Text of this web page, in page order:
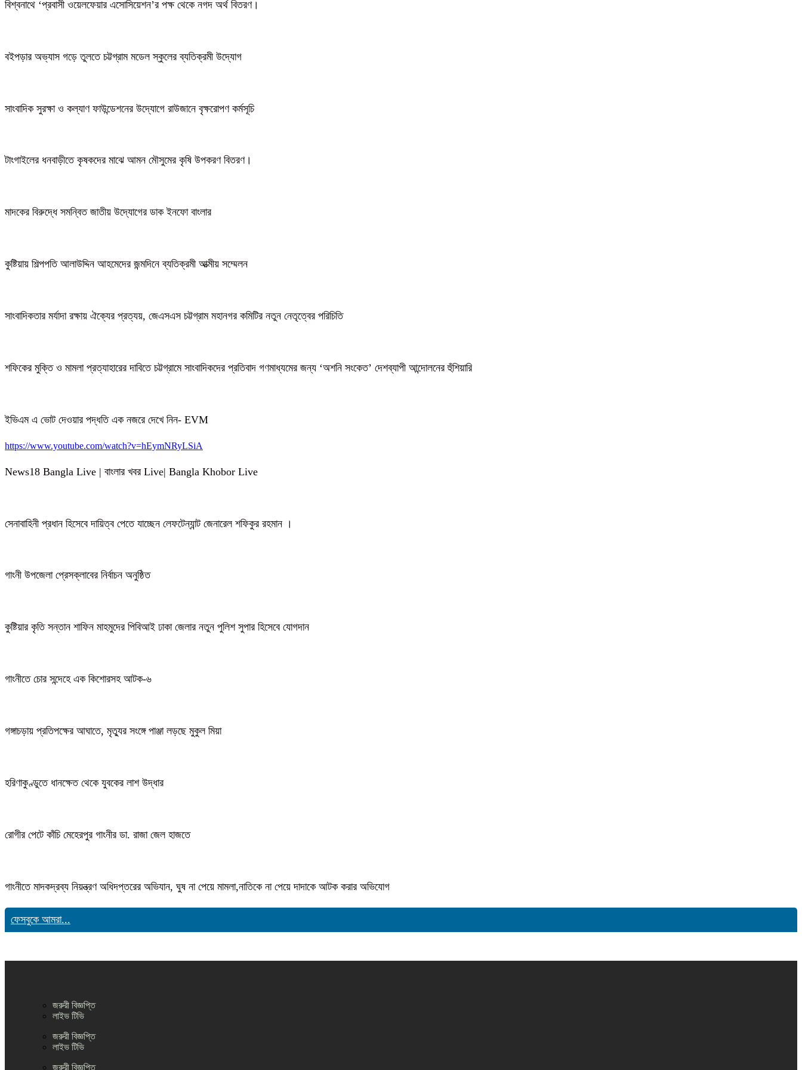
বিশ্বনাথে ‘প্রবাসী ওয়েলফেয়ার এসোসিয়েশন’র পক্ষ থেকে নগদ অর্থ বিতরণ।
বইপড়ার অভ্যাস গড়ে তুলতে চট্টগ্রাম মডেল স্কুলের ব্যতিক্রমী উদ্যোগ
সাংবাদিক সুরক্ষা ও কল্যাণ ফাউন্ডেশনের উদ্যোগে রাউজানে বৃক্ষরোপণ কর্মসূচি
টাংগাইলের ধনবাড়ীতে কৃষকদের মাঝে আমন মৌসুমের কৃষি উপকরণ বিতরণ।
মাদকের বিরুদ্ধে সমন্বিত জাতীয় উদ্যোগের ডাক ইনফো বাংলার
কুষ্টিয়ায় শিল্পপতি আলাউদ্দিন আহমেদের জন্মদিনে ব্যতিক্রমী আত্মীয় সম্মেলন
সাংবাদিকতার মর্যাদা রক্ষায় ঐক্যের প্রত্যয়, জেএসএস চট্টগ্রাম মহানগর কমিটির নতুন নেতৃত্বের পরিচিতি
শফিকের মুক্তি ও মামলা প্রত্যাহারের দাবিতে চট্টগ্রামে সাংবাদিকদের প্রতিবাদ গণমাধ্যমের জন্য ‘অশনি সংকেত’ দেশব্যাপী আন্দোলনের হুঁশিয়ারি
ইভিএম এ ভোট দেওয়ার পদ্ধতি এক নজরে দেখে নিন- EVM
https://www.youtube.com/watch?v=hEymNRyLSiA
News18 Bangla Live | বাংলার খবর Live| Bangla Khobor Live
সেনাবাহিনী প্রধান হিসেবে দায়িত্ব পেতে যাচ্ছেন লেফটেন্যান্ট জেনারেল শফিকুর রহমান ।
গাংনী উপজেলা প্রেসক্লাবের নির্বাচন অনুষ্ঠিত
কুষ্টিয়ার কৃতি সন্তান শাফিন মাহমুদের পিবিআই ঢাকা জেলার নতুন পুলিশ সুপার হিসেবে যোগদান
গাংনীতে চোর সন্দেহে এক কিশোরসহ আটক-৬
গঙ্গাচড়ায় প্রতিপক্ষের আঘাতে, মৃত্যুর সংঙ্গে পাঞ্জা লড়ছে মুকুল মিয়া
হরিণাকুণ্ডুতে ধানক্ষেত থেকে যুবকের লাশ উদ্ধার
রোগীর পেটে কাঁচি মেহেরপুর গাংনীর ডা. রাজা জেল হাজতে
গাংনীতে মাদকদ্রব্য নিয়ন্ত্রণ অধিদপ্তরের অভিযান, ঘুষ না পেয়ে মামলা,নাতিকে না পেয়ে দাদাকে আটক করার অভিযোগ
ফেসবুকে আমরা...
জরুরী বিজ্ঞপ্তি
লাইভ টিভি
জরুরী বিজ্ঞপ্তি
লাইভ টিভি
জরুরী বিজ্ঞপ্তি